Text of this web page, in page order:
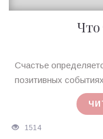
Что
Ирина
MagicTantra
Счастье
позитивных
1514